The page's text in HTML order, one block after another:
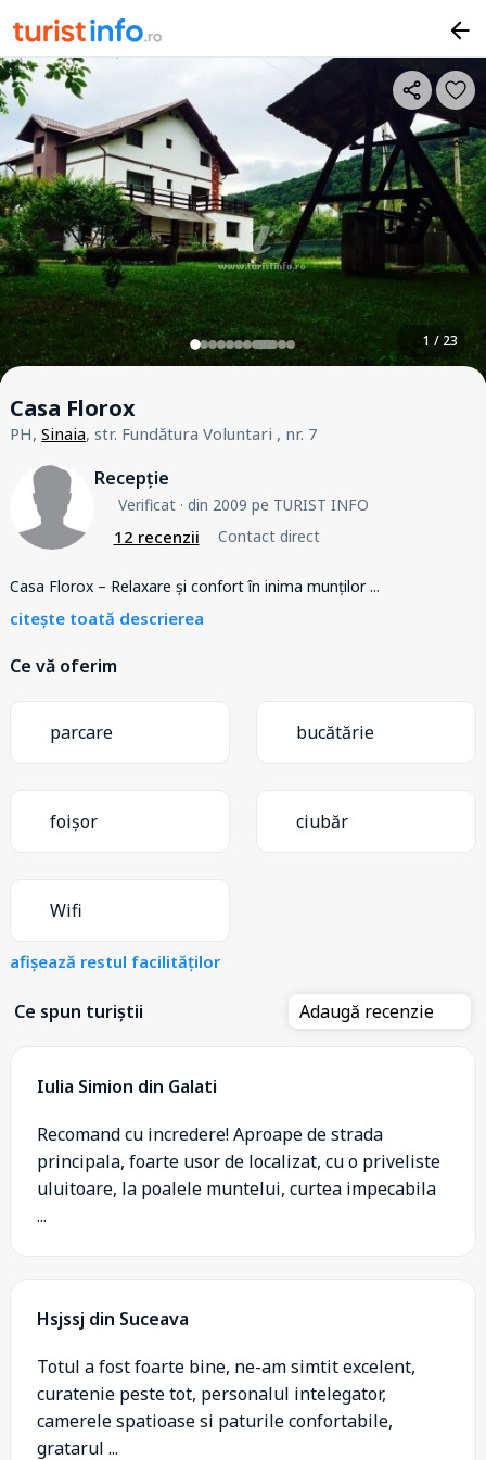
1 / 23
Casa Florox
PH, Sinaia, str. Fundătura Voluntari , nr. 7
Recepție
Verificat· din 2009 pe TURIST INFO
12 recenzii Contact direct
Casa Florox – Relaxare și confort în inima munților...
citește toată descrierea
Ce vă oferim
parcare bucătărie
foișor ciubăr
Wifi
afișează restul facilităților
Ce spun turiștii Adaugă recenzie
Iulia Simion din Galati
Recomand cu incredere! Aproape de strada
principala, foarte usor de localizat, cu o priveliste
uluitoare, la poalele muntelui, curtea impecabila
...
Hsjssj din Suceava
Totul a fost foarte bine, ne-am simtit excelent,
curatenie peste tot, personalul intelegator,
camerele spatioase si paturile confortabile,
gratarul ...